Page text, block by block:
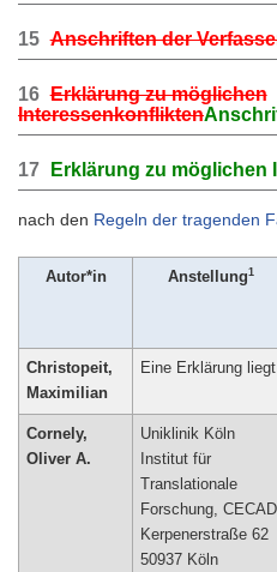
15 Anschriften der
16 Erklärung zu möglichen
Interessenkonflikten
17 Erklärung zu möglichen
nach den Regeln der tragenden
Autor*in Anstellung1
Christopeit,
Maximilian
Eine Erklärung
Cornely,
Oliver A.
Uniklinik Köln
Institut für
Translationale
Forschung, CECAD
Kerpenerstraße 62
50937 Köln